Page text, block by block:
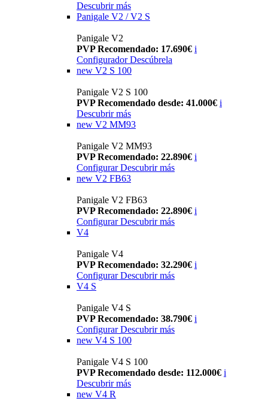
Descubrir más
Panigale V2 / V2 S
Panigale V2
PVP Recomendado: 17.690€ i
Configurador Descúbrela
new V2 S 100
Panigale V2 S 100
PVP Recomendado desde: 41.000€ i
Descubrir más
new V2 MM93
Panigale V2 MM93
PVP Recomendado: 22.890€ i
Configurar Descubrir más
new V2 FB63
Panigale V2 FB63
PVP Recomendado: 22.890€ i
Configurar Descubrir más
V4
Panigale V4
PVP Recomendado: 32.290€ i
Configurar Descubrir más
V4 S
Panigale V4 S
PVP Recomendado: 38.790€ i
Configurar Descubrir más
new V4 S 100
Panigale V4 S 100
PVP Recomendado desde: 112.000€ i
Descubrir más
new V4 R